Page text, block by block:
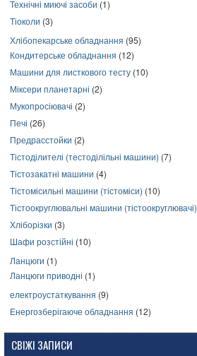
Технічні миючі засоби (1)
Тіоколи (3)
Хлібопекарське обладнання (95)
Кондитерське обладнання (12)
Машини для листкового тесту (10)
Міксери планетарні (2)
Мукопросіювачі (2)
Печі (26)
Предрасстойки (2)
Тістоділителі (тестоділільні машини) (7)
Тістозакатні машини (4)
Тістомісильні машини (тістоміси) (10)
Тістоокруглювальні машини (тістоокруглювачі)
Хліборізки (3)
Шафи розстійні (10)
Ланцюги (1)
Ланцюги приводні (1)
електроустаткування (9)
Енергозберігаюче обладнання (12)
СВІЖІ ЗАПИСИ